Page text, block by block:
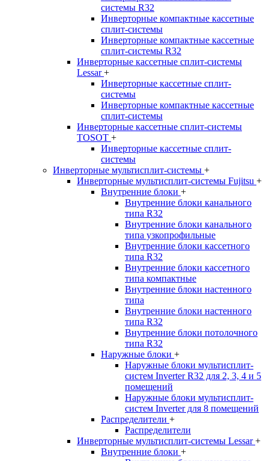
системы R32
Инверторные компактные кассетные
сплит-системы
Инверторные компактные кассетные
сплит-системы R32
Инверторные кассетные сплит-системы
Lessar+
Инверторные кассетные сплит-
системы
Инверторные компактные кассетные
сплит-системы
Инверторные кассетные сплит-системы
TOSOT +
Инверторные кассетные сплит-
системы
Инверторные мультисплит-системы +
Инверторные мультисплит-системы Fujitsu +
Внутренние блоки +
Внутренние блоки канального
типа R32
Внутренние блоки канального
типа узкопрофильные
Внутренние блоки кассетного
типа R32
Внутренние блоки кассетного
типа компактные
Внутренние блоки настенного
типа
Внутренние блоки настенного
типа R32
Внутренние блоки потолочного
типа R32
Наружные блоки +
Наружные блоки мультисплит-
систем Inverter R32 для 2, 3, 4 и 5
помещений
Наружные блоки мультисплит-
систем Inverter для 8 помещений
Распределители +
Распределители
Инверторные мультисплит-системы Lessar+
Внутренние блоки +